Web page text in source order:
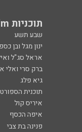
תוכניות 103fm
שבע תשע
ינון מגל ובן
אראל סג"ל
ברק סרי ואלי
גיא פלג
תוכנית הספורט
איריס קול
איפה הכסף
פנינה בת צבי